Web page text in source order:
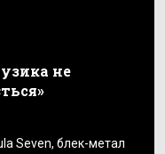
не
Seven, блек-метал